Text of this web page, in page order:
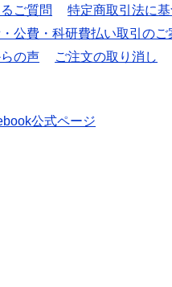
ご質問
特定商取引法に
公費・科研費払い取引のご
の声 ご注文の取り消し
公式ページ